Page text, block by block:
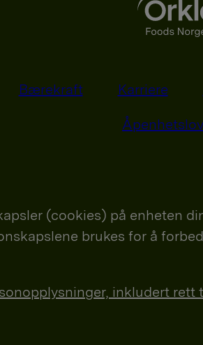
Bærekraft Karriere
(cookies) på enheten
brukes for å
inkludert rett